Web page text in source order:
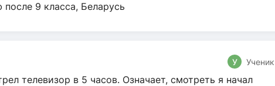
9 класса, Беларусь
У Ученик
телевизор в 5 часов. Означает, смотреть я начал